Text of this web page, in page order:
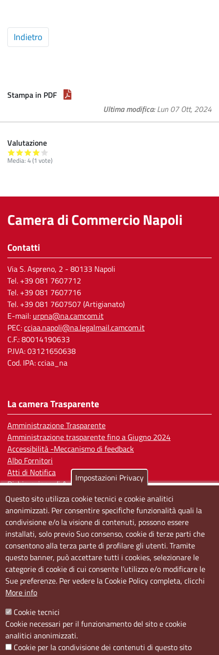
Articolo
precedente:
2012
Indietro
Stampa in PDF
Ultima modifica Lun 07 Ott, 2024
Valutazione
Media: 4(1 vote)
Camera di Commercio Napoli
Contatti
Via S. Aspreno, 2 - 80133 Napoli
Tel. +39 081 7607712
Tel. +39 081 7607716
Tel. +39 081 7607507 (Artigianato)
E-mail: urpna@na.camcom.it
PEC:cciaa.napoli@na.legalmail.camcom.it
C.F.: 80014190633
P.IVA: 03121650638
Cod. IPA: cciaa_na
La camera Trasparente
Amministrazione Trasparente
Amministrazione trasparente fino a Giugno 2024
Accessibilità -Meccanismo di feedback
Albo Fornitori
Atti di Notifica
Dichiarazione di Accessibilità
Sedi e orari
Sede Centrale:
Via S. Aspreno, 2, 80133 Napoli NA
Sede Secondaria:
Corso Meridionale, 58 80143 Napoli NA
Orari
Il venerdì dalle ore 8.50 alle ore 11.00
Social
Impostazioni Privacy
Questo sito utilizza cookie tecnici e cookie analitici
anonimizzati. Per consentire specifiche funzionalità quali la
condivisione e/o la visione di contenuti, possono essere
installati, solo previo Suo consenso, cookie di terze parti che
consentono alla terza parte di profilare gli utenti. Tramite
questo banner, può accettare tutti i cookies, selezionare le
categorie di cookie di cui consente l’utilizzo e/o modificare le
Sue preferenze. Per vedere la Cookie Policy completa, clicchi
More info
Cookie tecnici
Cookie necessari per il funzionamento del sito e cookie
analitici anonimizzati.
Cookie per la condivisione dei contenuti di questo sito